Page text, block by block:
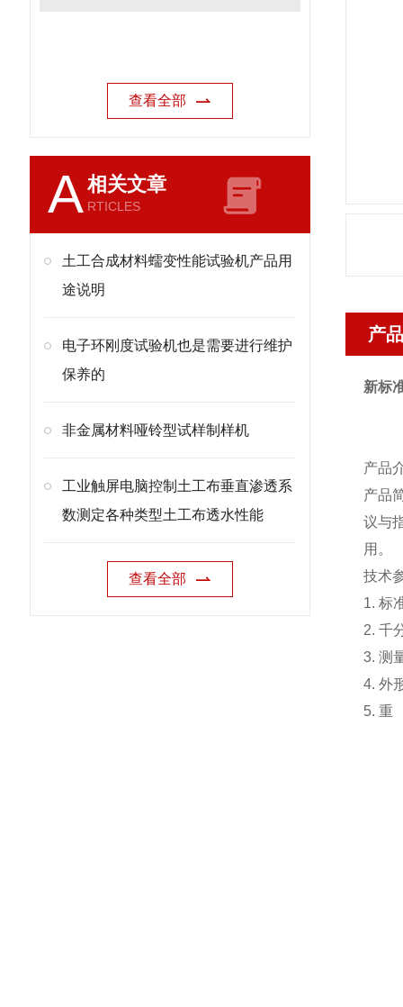
查看全部
A相关文章
RTICLES
土工合成材料蠕变性能试验机产品用
途说明
电子环刚度试验机也是需要进行维护
保养的
非金属材料哑铃型试样制样机
工业触屏电脑控制土工布垂直渗透系
数测定各种类型土工布透水性能
查看全部
产
新标
产品
产品
议与
用。
技术
1. 标
2. 千
3. 测
4. 外
5. 重